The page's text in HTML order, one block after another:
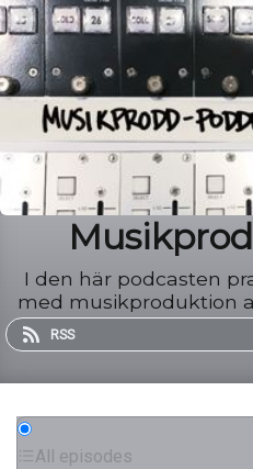
I den här podcasten
med musikproduktion
från låtskrivande och
RSS
All episodes